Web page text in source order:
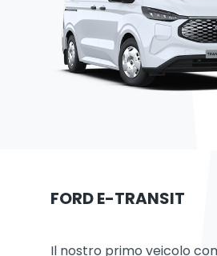
FORD E-TRANSIT
Il nostro primo veicolo